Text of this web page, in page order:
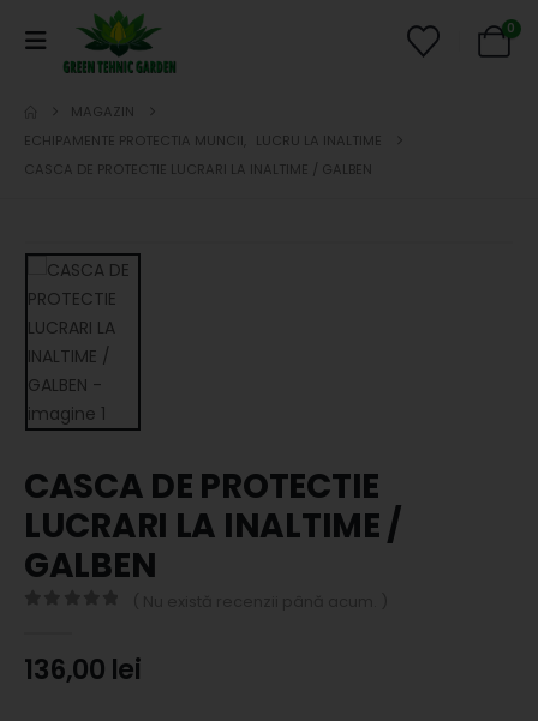
0
MAGAZIN
ECHIPAMENTE PROTECTIA MUNCII
LUCRU LA INALTIME
CASCA DE PROTECTIE LUCRARI LA INALTIME / GALBEN
CASCA DE PROTECTIE
LUCRARI LA INALTIME /
GALBEN
136,00 lei